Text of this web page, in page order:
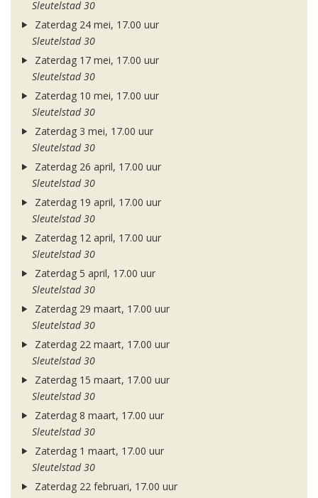
Sleutelstad 30
Zaterdag 24 mei, 17.00 uur
Sleutelstad 30
Zaterdag 17 mei, 17.00 uur
Sleutelstad 30
Zaterdag 10 mei, 17.00 uur
Sleutelstad 30
Zaterdag 3 mei, 17.00 uur
Sleutelstad 30
Zaterdag 26 april, 17.00 uur
Sleutelstad 30
Zaterdag 19 april, 17.00 uur
Sleutelstad 30
Zaterdag 12 april, 17.00 uur
Sleutelstad 30
Zaterdag 5 april, 17.00 uur
Sleutelstad 30
Zaterdag 29 maart, 17.00 uur
Sleutelstad 30
Zaterdag 22 maart, 17.00 uur
Sleutelstad 30
Zaterdag 15 maart, 17.00 uur
Sleutelstad 30
Zaterdag 8 maart, 17.00 uur
Sleutelstad 30
Zaterdag 1 maart, 17.00 uur
Sleutelstad 30
Zaterdag 22 februari, 17.00 uur